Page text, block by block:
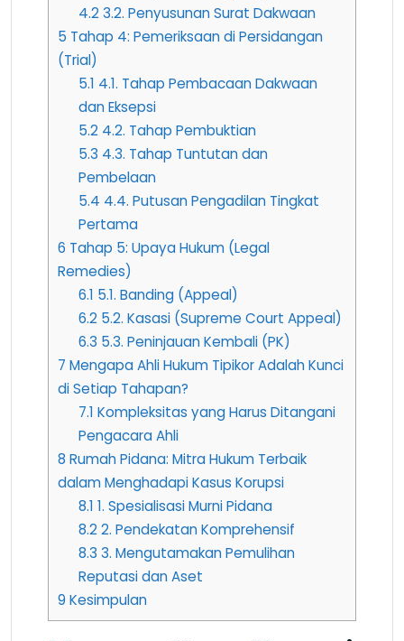
4.23.2. Penyusunan Surat Dakwaan
5 Tahap 4: Pemeriksaan di Persidangan
(Trial)
5.1 4.1. Tahap Pembacaan Dakwaan
dan Eksepsi
5.24.2. Tahap Pembuktian
5.3 4.3. Tahap Tuntutan dan
Pembelaan
5.4 4.4. Putusan Pengadilan Tingkat
Pertama
6 Tahap 5: Upaya Hukum (Legal
Remedies)
6.1 5.1. Banding (Appeal)
6.25.2. Kasasi (Supreme Court Appeal)
6.3 5.3. Peninjauan Kembali (PK)
7 Mengapa Ahli Hukum Tipikor Adalah Kunci
di Setiap Tahapan?
7.1 Kompleksitas yang Harus Ditangani
Pengacara Ahli
8 Rumah Pidana: Mitra Hukum Terbaik
dalam Menghadapi Kasus Korupsi
8.1 1. Spesialisasi Murni Pidana
8.22. Pendekatan Komprehensif
8.3 3. Mengutamakan Pemulihan
Reputasi dan Aset
9 Kesimpulan